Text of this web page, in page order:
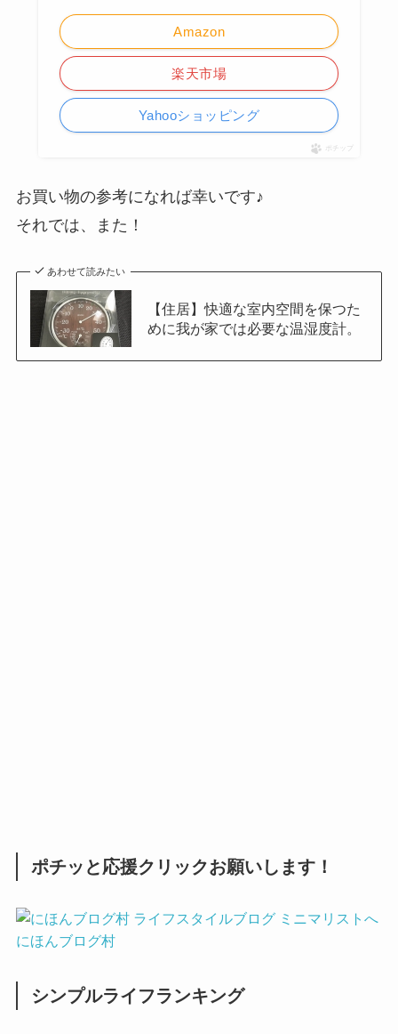
Amazon
楽天市場
Yahooショッピング
ポチップ
お買い物の参考になれば幸いです♪
それでは、また！
あわせて読みたい
【住居】快適な室内空間を保つた
めに我が家では必要な温湿度計。
ポチッと応援クリックお願いします！
にほんブログ村
シンプルライフランキング